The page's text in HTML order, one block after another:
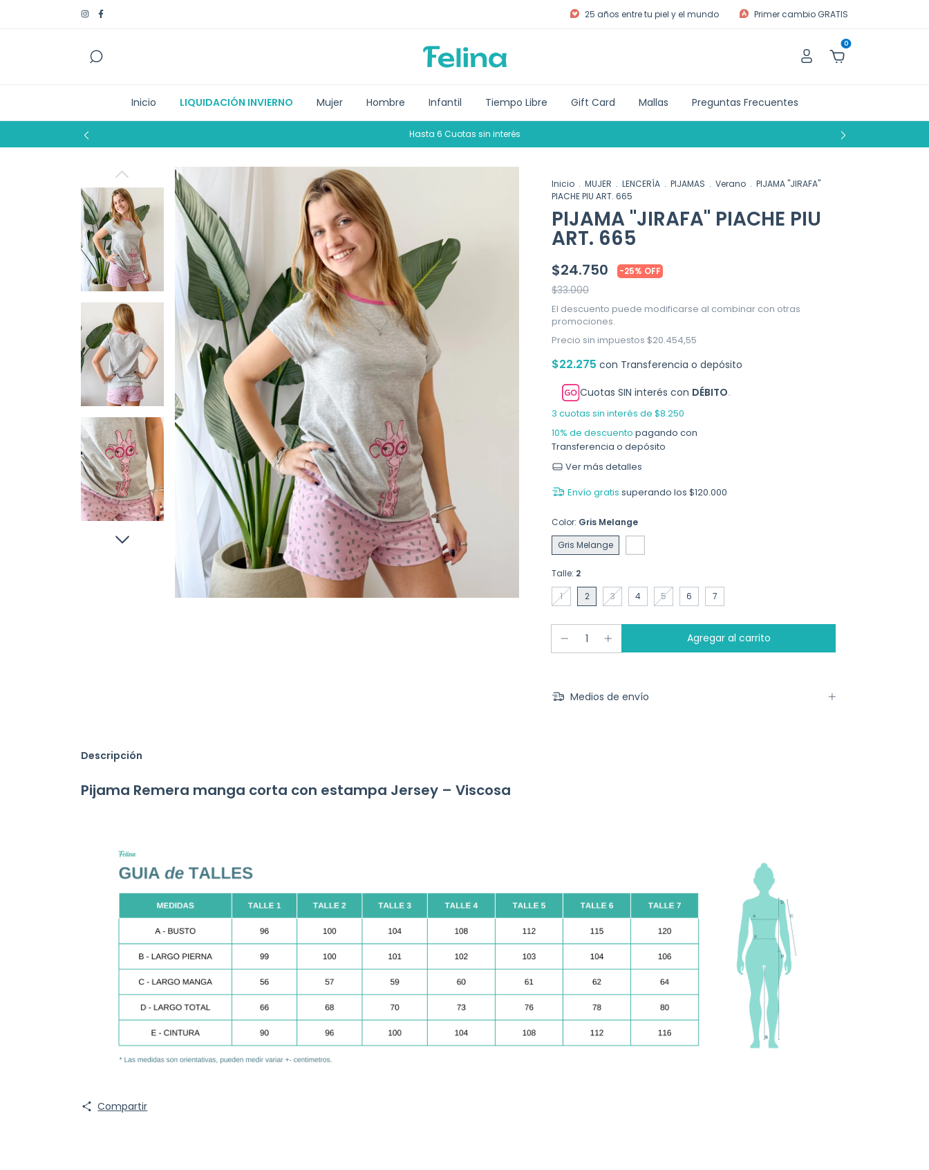
25 años entre tu piel y el mundo Primer cambio GRATIS
0
Inicio LIQUIDACIÓN INVIERNO Mujer Hombre Infantil Tiempo Libre Gift Card Mallas Preguntas Frecuentes
Hasta 6 Cuotas sin interés
Inicio . MUJER . LENCERÍA . PIJAMAS . Verano . PIJAMA "JIRAFA"
PIACHE PIU ART. 665
PIJAMA "JIRAFA" PIACHE PIU
ART. 665
$24.750 -25% OFF
$33.000
El descuento puede modificarse al combinar con otras
promociones.
Precio sin impuestos $20.454,55
$22.275 con Transferencia o depósito
Cuotas SIN interés con DÉBITO
3 cuotas sin interés de $8.250
10% de descuento pagando con
Transferencia o depósito
Ver más detalles
Envío gratis superando los $120.000
Color: Gris Melange
Gris Melange
Talle: 2
1
2 3 4 5 6 7
Medios de envío
Descripción
Pijama Remera manga corta con estampa Jersey – Viscosa
Compartir